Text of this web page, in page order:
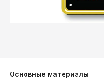
Основные материалы